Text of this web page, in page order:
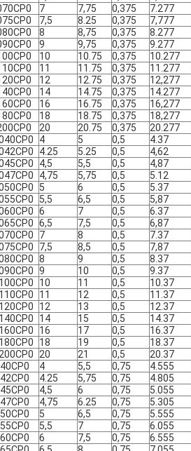
7 7,75 0,375 7.277
7,5 8.25 0,375 7,777
8 8,75 0,375 8.277
9 9,75 0,375 9.277
10 10.75 0,375 10.277
11 11.75 0,375 11.277
12 12.75 0,375 12,277
14 14.75 0,375 14.277
16 16.75 0,375 16,277
18 18.75 0,375 18,277
20 20.75 0,375 20.277
4 5 0,5 4.37
4.25 5.25 0,5 4,62
4,5 5,5 0,5 4,87
4,75 5,75 0,5 5.12
5 6 0,5 5.37
5,5 6,5 0,5 5,87
6 7 0,5 6.37
6,5 7,5 0,5 6,87
7 8 0,5 7.37
7,5 8,5 0,5 7,87
8 9 0,5 8.37
9 10 0,5 9.37
10 11 0,5 10.37
11 12 0,5 11.37
12 13 0,5 12.37
14 15 0,5 14.37
16 17 0,5 16.37
18 19 0,5 18.37
20 21 0,5 20.37
4 5,5 0,75 4.555
4.25 5,75 0,75 4.805
4,5 6 0,75 5.055
4,75 6.25 0,75 5.305
5 6,5 0,75 5.555
5,5 7 0,75 6.055
6 7,5 0,75 6.555